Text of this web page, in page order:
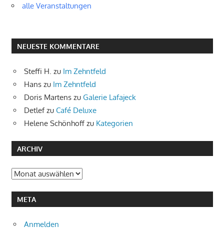
alle Veranstaltungen
NEUESTE KOMMENTARE
Steffi H. zu Im Zehntfeld
Hans zu Im Zehntfeld
Doris Martens zu Galerie Lafajeck
Detlefzu Café Deluxe
Helene Schönhoff zu Kategorien
ARCHIV
Archiv
META
Anmelden